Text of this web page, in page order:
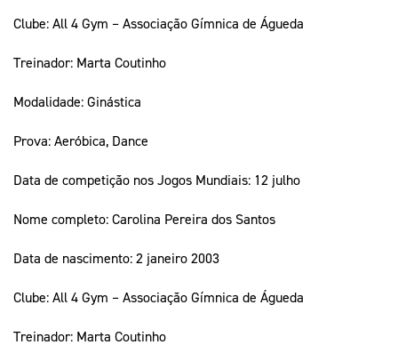
Clube: All 4 Gym – Associação Gímnica de Águeda
Treinador: Marta Coutinho
Modalidade: Ginástica
Prova: Aeróbica, Dance
Data de competição nos Jogos Mundiais: 12 julho
Nome completo: Carolina Pereira dos Santos
Data de nascimento: 2 janeiro 2003
Clube: All 4 Gym – Associação Gímnica de Águeda
Treinador: Marta Coutinho